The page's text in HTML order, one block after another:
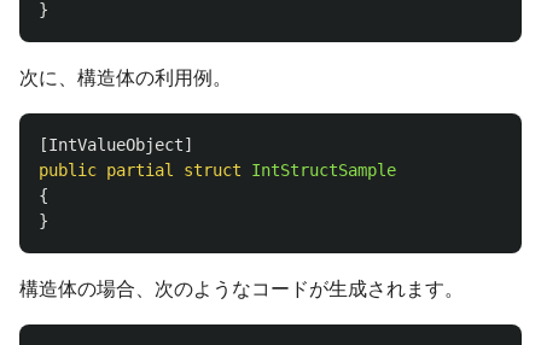
}
次に、構造体の利用例。
[IntValueObject]
public partial struct
IntStructSample
{
}
構造体の場合、次のようなコードが生成されます。